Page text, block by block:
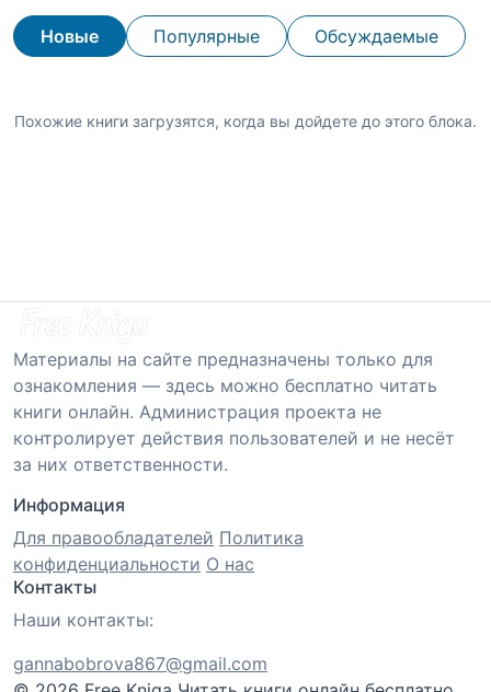
Новые Популярные Обсуждаемые
Похожие книги загрузятся, когда вы дойдете до этого блока.
Материалы на сайте предназначены только для
ознакомления — здесь можно бесплатно читать
книги онлайн. Администрация проекта не
контролирует действия пользователей и не несёт
за них ответственности.
Информация
Для правообладателей Политика
конфиденциальности О нас
Контакты
Наши контакты:
gannabobrova867@gmail.com